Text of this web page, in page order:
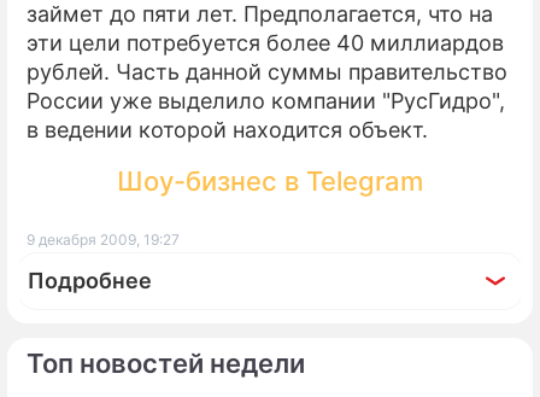
Топ новостей недели
займет до пяти лет. Предполагается, что на
эти цели потребуется более 40 миллиардов
рублей. Часть данной суммы правительство
России уже выделило компании "РусГидро",
в ведении которой находится объект.
Шоу-бизнес в Telegram
9 декабря 2009, 19:27
Подробнее